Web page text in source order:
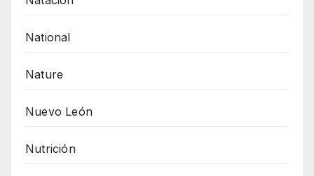
National
Nature
Nuevo León
Nutrición